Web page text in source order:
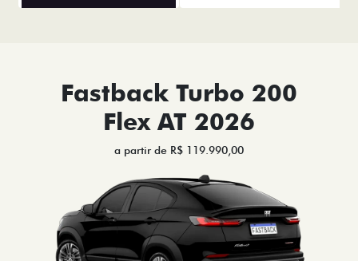
Fastback Turbo 200
Flex AT 2026
a partir de R$ 119.990,00